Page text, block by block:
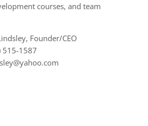
courses, and team
Founder/CEO
515-1587